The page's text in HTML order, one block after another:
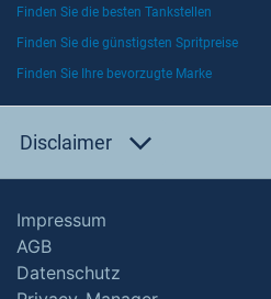
Finden Sie die besten Tankstellen
Finden Sie die günstigsten Spritpreise
Finden Sie Ihre bevorzugte Marke
Disclaimer
Impressum
AGB
Datenschutz